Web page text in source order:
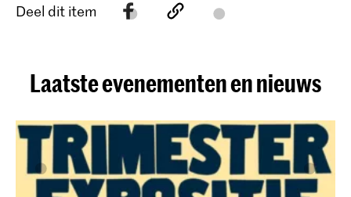
Deel dit item
Laatste evenementen en nieuws